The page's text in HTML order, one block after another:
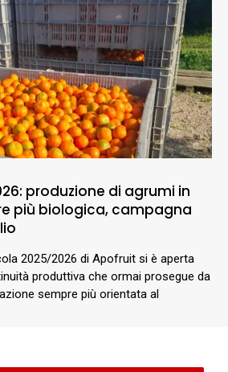
produzione di agrumi in
più biologica, campagna
2025/2026 di Apofruit si è aperta
produttiva che ormai prosegue da
sempre più orientata al